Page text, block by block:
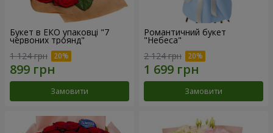
Букет в ЕКО упаковці "7
червоних троянд"
1 124 грн
Замовити
Романтичний букет
"Небеса"
2 124 грн
Замовити